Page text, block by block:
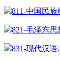
811-中国民族
821-毛泽东
831-现代汉语